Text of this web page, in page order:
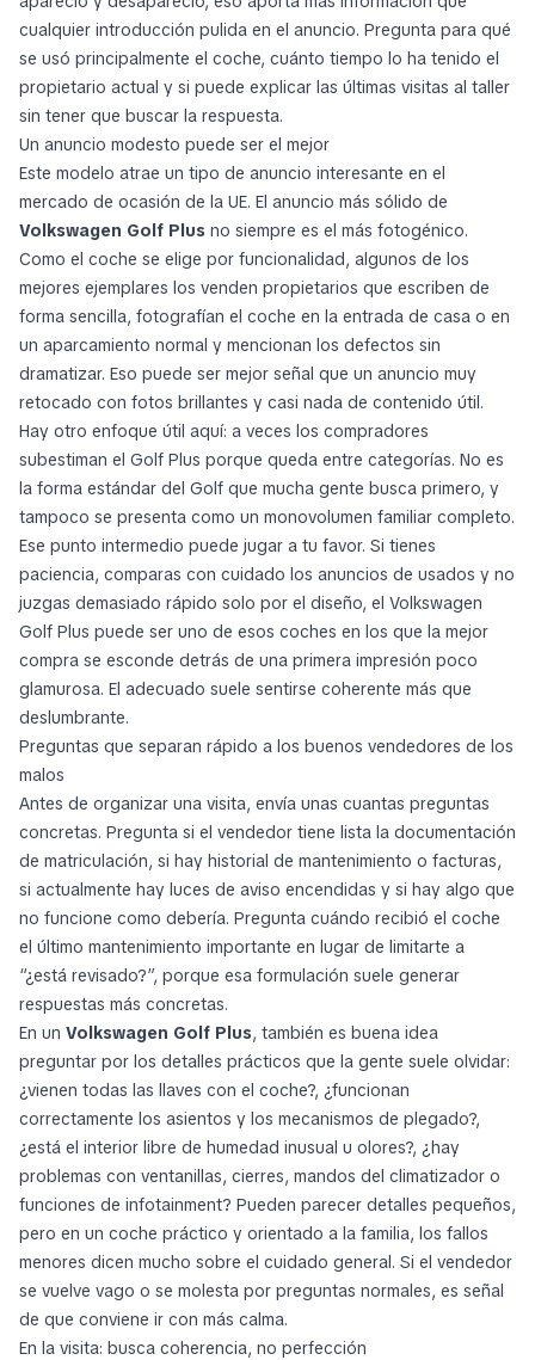
cualquier introducción pulida en el anuncio. Pregunta para qué
se usó principalmente el coche, cuánto tiempo lo ha tenido el
propietario actual y si puede explicar las últimas visitas al taller
sin tener que buscar la respuesta.
Un anuncio modesto puede ser el mejor
Este modelo atrae un tipo de anuncio interesante en el
mercado de ocasión de la UE. El anuncio más sólido de
Volkswagen Golf Plus no siempre es el más fotogénico.
Como el coche se elige por funcionalidad, algunos de los
mejores ejemplares los venden propietarios que escriben de
forma sencilla, fotografían el coche en la entrada de casa o en
un aparcamiento normal y mencionan los defectos sin
dramatizar. Eso puede ser mejor señal que un anuncio muy
retocado con fotos brillantes y casi nada de contenido útil.
Hay otro enfoque útil aquí: a veces los compradores
subestiman el Golf Plus porque queda entre categorías. No es
la forma estándar del Golf que mucha gente busca primero, y
tampoco se presenta como un monovolumen familiar completo.
Ese punto intermedio puede jugar a tu favor. Si tienes
paciencia, comparas con cuidado los anuncios de usados y no
juzgas demasiado rápido solo por el diseño, el Volkswagen
Golf Plus puede ser uno de esos coches en los que la mejor
compra se esconde detrás de una primera impresión poco
glamurosa. El adecuado suele sentirse coherente más que
deslumbrante.
Preguntas que separan rápido a los buenos vendedores de los
malos
Antes de organizar una visita, envía unas cuantas preguntas
concretas. Pregunta si el vendedor tiene lista la documentación
de matriculación, si hay historial de mantenimiento o facturas,
si actualmente hay luces de aviso encendidas y si hay algo que
no funcione como debería. Pregunta cuándo recibió el coche
el último mantenimiento importante en lugar de limitarte a
“¿está revisado?”, porque esa formulación suele generar
respuestas más concretas.
En un Volkswagen Golf Plus, también es buena idea
preguntar por los detalles prácticos que la gente suele olvidar:
¿vienen todas las llaves con el coche?, ¿funcionan
correctamente los asientos y los mecanismos de plegado?,
¿está el interior libre de humedad inusual u olores?, ¿hay
problemas con ventanillas, cierres, mandos del climatizador o
funciones de infotainment? Pueden parecer detalles pequeños,
pero en un coche práctico y orientado a la familia, los fallos
menores dicen mucho sobre el cuidado general. Si el vendedor
se vuelve vago o se molesta por preguntas normales, es señal
de que conviene ir con más calma.
En la visita: busca coherencia, no perfección